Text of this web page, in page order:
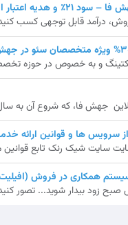
هدیه اعتبار اولیه
فروش، درآمد قابل توجهی
و به خصوص در حوزه
به سال 1393 با نام برند«سامانه شیک»
سرویس ها و قوانین ارائه
سایت شیک رنک تابع قوانین
همکاری در فروش (افیلیت
صبح زود بیدار شوید... تصور